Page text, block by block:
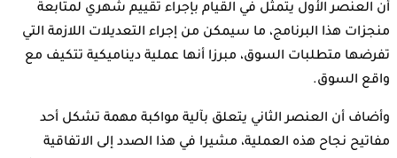
أن العنصر الأول يتمثل في القيام بإجراء تقييم شهري لمتابعة
منجزات هذا البرنامج، ما سيمكن من إجراء التعديلات اللازمة التي
تفرضها متطلبات السوق، مبرزا أنها عملية ديناميكية تتكيف مع
واقع السوق.
وأضاف أن العنصر الثاني يتعلق بآلية مواكبة مهمة تشكل أحد
مفاتيح نجاح هذه العملية، مشيرا في هذا الصدد إلى الاتفاقية